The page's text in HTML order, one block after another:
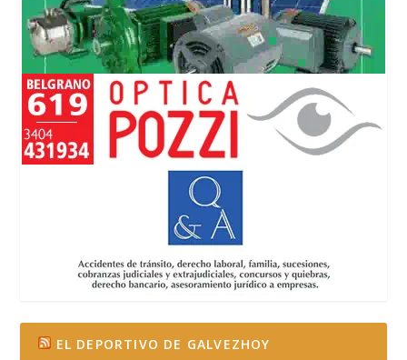
EL DEPORTIVO DE GALVEZHOY